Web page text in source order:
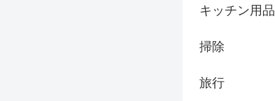
キッチン用品
掃除
旅行